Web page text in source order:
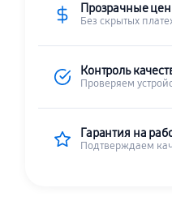
Прозрачные
Без скрытых
Контроль
Проверяем
Гарантия на
Подтверждаем